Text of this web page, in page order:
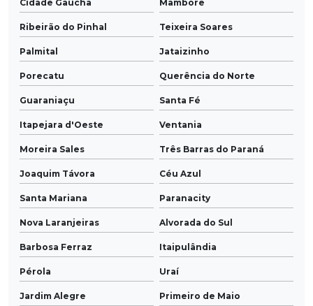
Cidade Gaúcha Mamborê
Ribeirão do Pinhal Teixeira Soares
Palmital Jataizinho
Porecatu Querência do Norte
Guaraniaçu Santa Fé
Itapejara d'Oeste Ventania
Moreira Sales Três Barras do Paraná
Joaquim Távora Céu Azul
Santa Mariana Paranacity
Nova Laranjeiras Alvorada do Sul
Barbosa Ferraz Itaipulândia
Pérola Uraí
Jardim Alegre Primeiro de Maio